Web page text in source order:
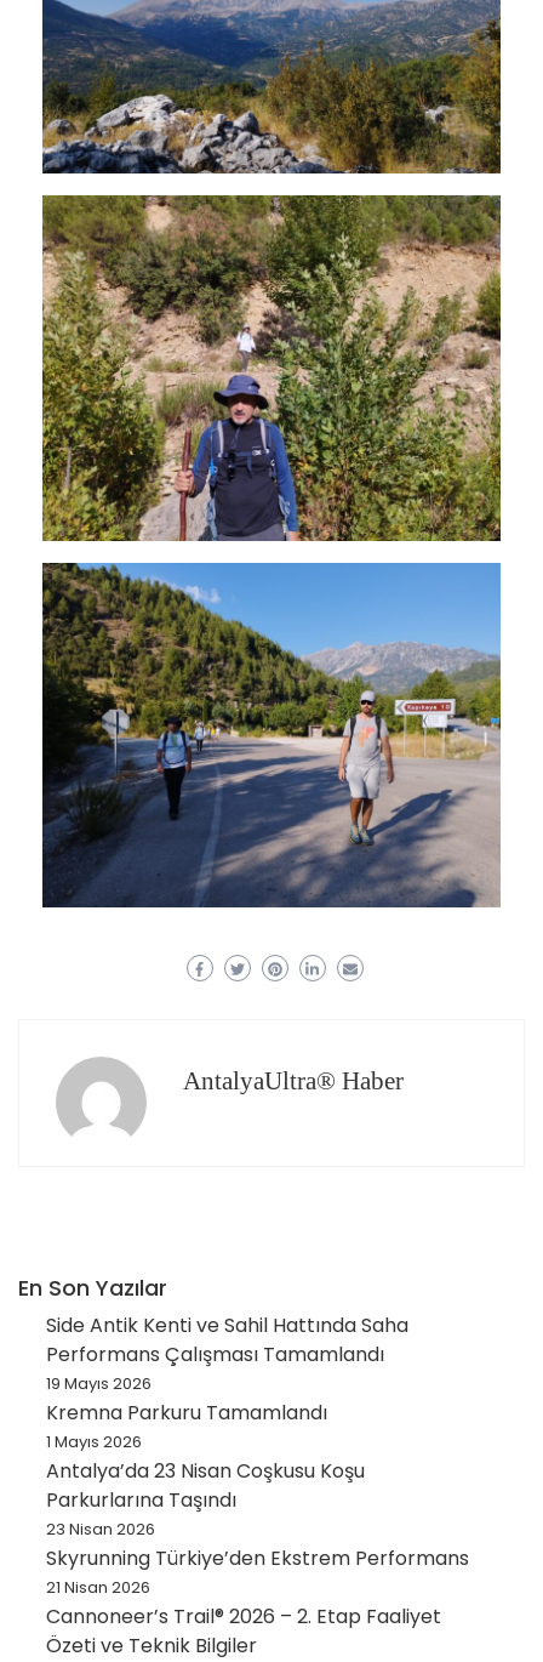
AntalyaUltra® Haber
En Son Yazılar
Side Antik Kenti ve Sahil Hattında Saha
Performans Çalışması Tamamlandı
19 Mayıs 2026
Kremna Parkuru Tamamlandı
1 Mayıs 2026
Antalya’da 23 Nisan Coşkusu Koşu
Parkurlarına Taşındı
23 Nisan 2026
Skyrunning Türkiye’den Ekstrem Performans
21 Nisan 2026
Cannoneer’s Trail® 2026 – 2. Etap Faaliyet
Özeti ve Teknik Bilgiler